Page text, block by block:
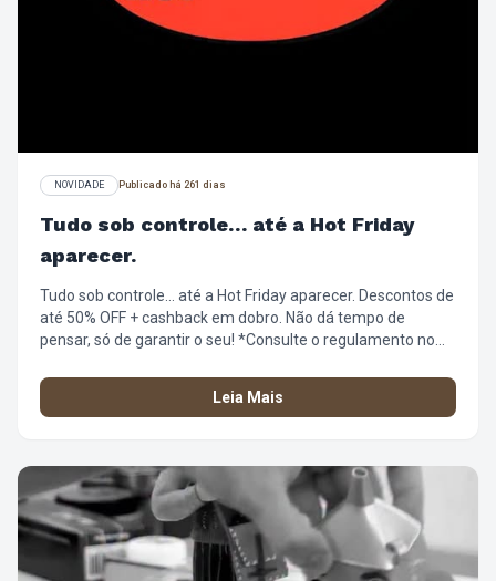
NOVIDADE Publicado há 261 dias
Tudo sob controle… até a Hot Friday
aparecer.
Tudo sob controle… até a Hot Friday aparecer. Descontos de
até 50% OFF + cashback em dobro. Não dá tempo de
pensar, só de garantir o seu! *Consulte o regulamento no
atendimento/regulamentos
Leia Mais